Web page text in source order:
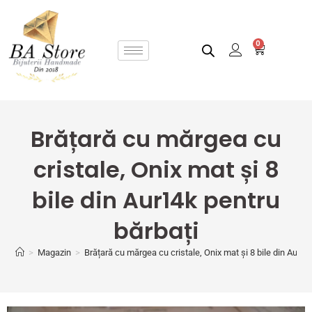
0
Brățară cu mărgea cu
cristale, Onix mat și 8
bile din Aur14k pentru
bărbați
> Magazin > Brățară cu mărgea cu cristale, Onix mat și 8 bile din